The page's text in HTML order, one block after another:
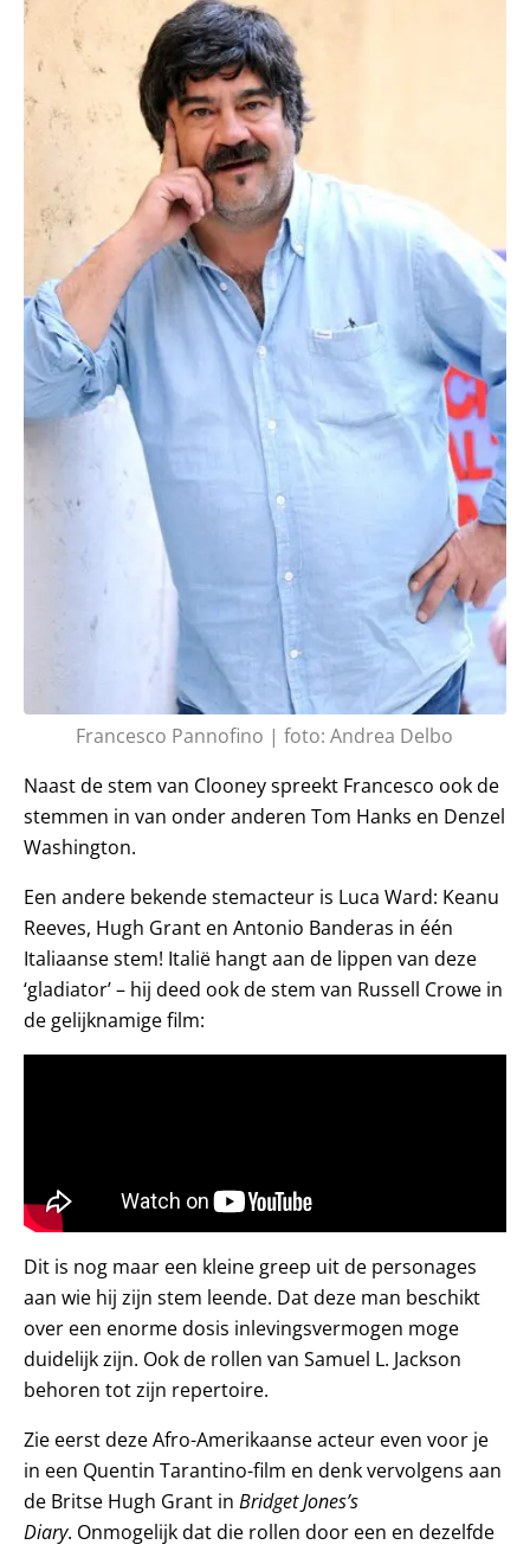
Francesco Pannofino | foto: Andrea Delbo
Naast de stem van Clooney spreekt Francesco ook de
stemmen in van onder anderen Tom Hanks en Denzel
Washington.
Een andere bekende stemacteur is Luca Ward: Keanu
Reeves, Hugh Grant en Antonio Banderas in één
Italiaanse stem! Italië hangt aan de lippen van deze
‘gladiator’ – hij deed ook de stem van Russell Crowe in
de gelijknamige film:
Dit is nog maar een kleine greep uit de personages
aan wie hij zijn stem leende. Dat deze man beschikt
over een enorme dosis inlevingsvermogen moge
duidelijk zijn. Ook de rollen van Samuel L. Jackson
behoren tot zijn repertoire.
Zie eerst deze Afro-Amerikaanse acteur even voor je
in een Quentin Tarantino-film en denk vervolgens aan
de Britse Hugh Grant in Bridget Jones’s
Diary. Onmogelijk dat die rollen door een en dezelfde